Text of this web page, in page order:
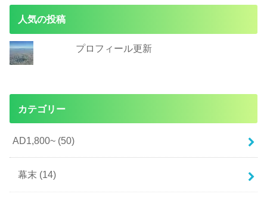
人気の投稿
プロフィール更新
カテゴリー
AD1,800~ (50)
幕末 (14)